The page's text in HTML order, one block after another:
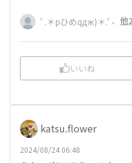
ﾟ.＊pひめqдж)＊.ﾟ 、 他
いいね
katsu.flower
2024/08/24 06:48